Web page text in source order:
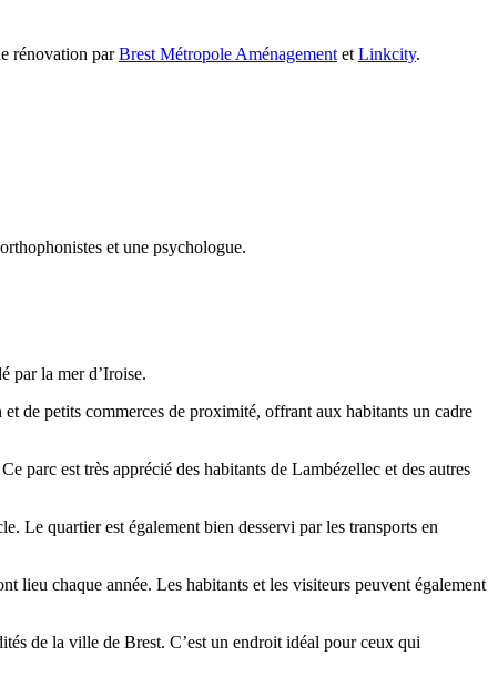
rénovation parBrest Métropole Aménagement et Linkcity.
et une psychologue.
par la mer d’Iroise.
de petits commerces de proximité, offrant aux habitants un cadre
parc est très apprécié des habitants de Lambézellec et des autres
Le quartier est également bien desservi par les transports en
lieu chaque année. Les habitants et les visiteurs peuvent également
de la ville de Brest. C’est un endroit idéal pour ceux qui